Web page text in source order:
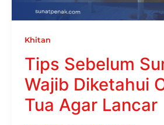
Khitan
Tips Sebelum
Wajib Diketahui
Tua Agar Lancar